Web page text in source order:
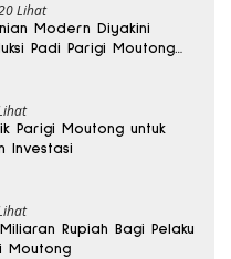
Lihat
Modern Diyakini
Padi Parigi Moutong
Parigi Moutong untuk
Investasi
Rupiah Bagi Pelaku
Moutong